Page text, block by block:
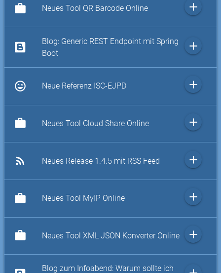
work Neues Tool QR Barcode Online add
Blog: Generic REST Endpoint mit Spring
Boot
add
sentiment_very_satisfied Neue Referenz ISC-EJPD add
work Neues Tool Cloud Share Online add
rss_feed Neues Release 1.4.5 mit RSS Feed add
work Neues Tool MyIP Online add
work Neues Tool XML JSON Konverter Online add
Blog zum Infoabend: Warum sollte ich